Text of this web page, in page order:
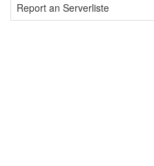
Report an Serverliste